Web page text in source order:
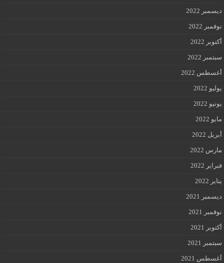
ديسمبر 2022
نوفمبر 2022
أكتوبر 2022
سبتمبر 2022
أغسطس 2022
يوليو 2022
يونيو 2022
مايو 2022
أبريل 2022
مارس 2022
فبراير 2022
يناير 2022
ديسمبر 2021
نوفمبر 2021
أكتوبر 2021
سبتمبر 2021
أغسطس 2021